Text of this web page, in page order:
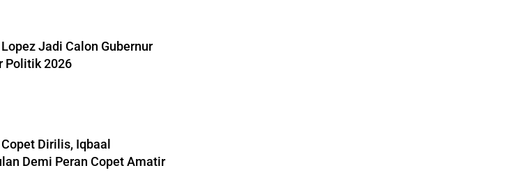
Jadi Calon Gubernur
Politik 2026
Dirilis, Iqbaal
Demi Peran Copet Amatir